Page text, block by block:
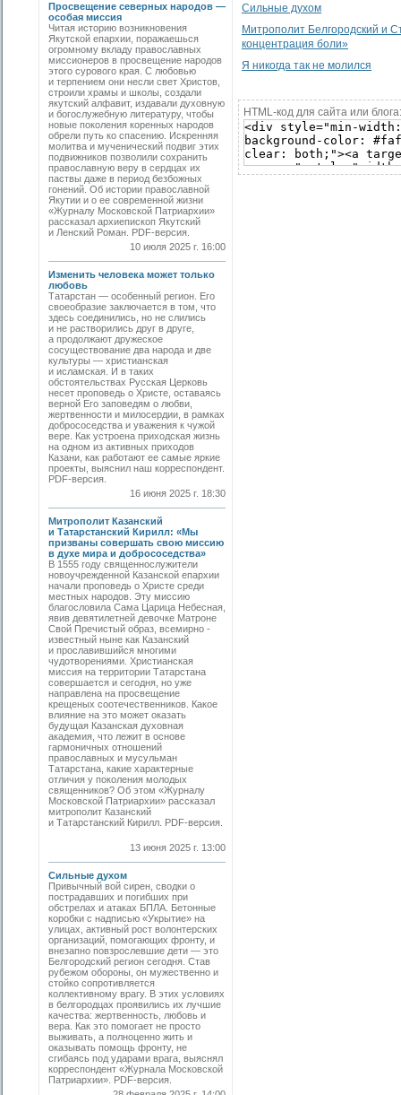
Просвещение северных народов —
особая миссия
Читая историю возникновения
Якутской епархии, поражаешься
огромному вкладу православных
миссионеров в просвещение народов
этого сурового края. С любовью
и терпением они несли свет Христов,
строили храмы и школы, создали
якутский алфавит, издавали духовную
и богослужебную литературу, чтобы
новые поколения коренных народов
обрели путь ко спасению. Искренняя
молитва и мученический подвиг этих
подвижников позволили сохранить
православную веру в сердцах их
паствы даже в период безбожных
гонений. Об истории православной
Якутии и о ее современной жизни
«Журналу Московской Патриархии»
рассказал архиепископ Якутский
и Ленский Роман. PDF-версия.
10 июля 2025 г. 16:00
Изменить человека может только
любовь
Татарстан — особенный регион. Его
своеобразие заключается в том, что
здесь соединились, но не слились
и не растворились друг в друге,
а продолжают дружеское
сосуществование два народа и две
культуры — христианская
и исламская. И в таких
обстоятельствах Русская Церковь
несет проповедь о Христе, оставаясь
верной Его заповедям о любви,
жертвенности и милосердии, в рамках
добрососедства и уважения к чужой
вере. Как устроена приходская жизнь
на одном из активных приходов
Казани, как работают ее самые яркие
проекты, выяснил наш корреспондент.
PDF-версия.
16 июня 2025 г. 18:30
Митрополит Казанский
и Татарстанский Кирилл: «Мы
призваны совершать свою миссию
в духе мира и добрососедства»
В 1555 году священнослужители
новоучрежденной Казанской епархии
начали проповедь о Христе среди
местных народов. Эту миссию
благословила Сама Царица Небесная,
явив девятилетней девочке Матроне
Свой Пречистый образ, всемирно ­
известный ныне как Казанский
и прославившийся многими
чудотворениями. Христианская
миссия на территории Татарстана
совершается и сегодня, но уже
направлена на просвещение
крещеных соотечественников. Какое
влияние на это может оказать
будущая Казанская духовная
академия, что лежит в основе
гармоничных отношений
православных и мусульман
Татарстана, какие характерные
отличия у поколения молодых
священников? Об этом «Журналу
Московской Патриархии» рассказал
митрополит Казанский
и Татарстанский Кирилл. PDF-версия.
13 июня 2025 г. 13:00
Сильные духом
Привычный вой сирен, сводки о
пострадавших и погибших при
обстрелах и атаках БПЛА. Бетонные
коробки с надписью «Укрытие» на
улицах, активный рост волонтерских
организаций, помогающих фронту, и
внезапно повзрослевшие дети — это
Белгородский регион сегодня. Став
рубежом обороны, он мужественно и
стойко сопротивляется
коллективному врагу. В этих условиях
в белгородцах проявились их лучшие
качества: жертвенность, любовь и
вера. Как это помогает не просто
выживать, а полноценно жить и
оказывать помощь фронту, не
сгибаясь под ударами врага, выяснял
корреспондент «Журнала Московской
Патриархии». PDF-версия.
Сильные духом
Митрополит Белгородский и
концентрация боли»
Я никогда так не молился
HTML-код для сайта или блога: